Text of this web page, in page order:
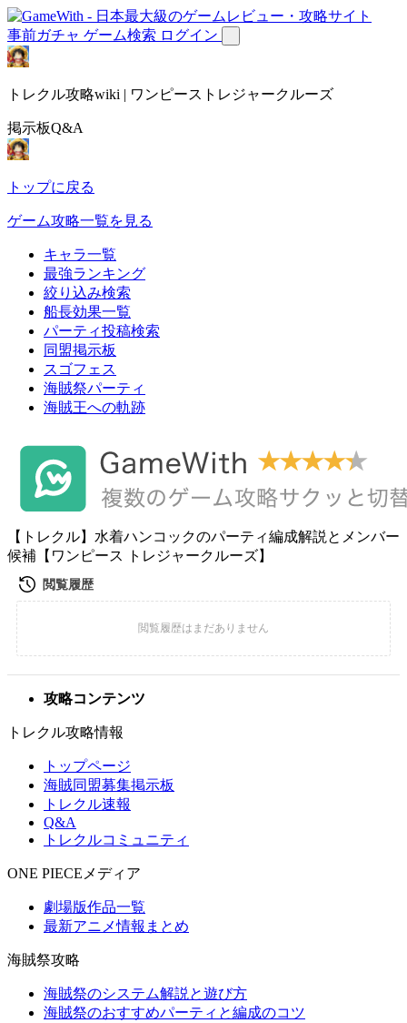
事前ガチャ ゲーム検索 ログイン
トレクル攻略wiki | ワンピーストレジャークルーズ
掲示板Q&A
トップに戻る
ゲーム攻略一覧を見る
キャラ一覧
最強ランキング
絞り込み検索
船長効果一覧
パーティ投稿検索
同盟掲示板
スゴフェス
海賊祭パーティ
海賊王への軌跡
【トレクル】水着ハンコックのパーティ編成解説とメンバー
候補【ワンピース トレジャークルーズ】
攻略コンテンツ
トレクル攻略情報
トップページ
海賊同盟募集掲示板
トレクル速報
Q&A
トレクルコミュニティ
ONE PIECEメディア
劇場版作品一覧
最新アニメ情報まとめ
海賊祭攻略
海賊祭のシステム解説と遊び方
海賊祭のおすすめパーティと編成のコツ